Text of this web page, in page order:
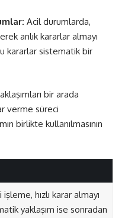
Acil durumlarda,
anlık kararlar almayı
kararlar sistematik bir
bir arada
verme süreci
birlikte kullanılmasının
hızlı karar almayı
yaklaşım ise sonradan